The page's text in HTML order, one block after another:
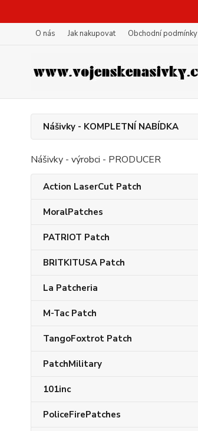
O nás Jak nakupovat Obchodní podmínky
Nášivky - KOMPLETNÍ NABÍDKA
Nášivky - výrobci - PRODUCER
Action LaserCut Patch
MoralPatches
PATRIOT Patch
BRITKITUSA Patch
La Patcheria
M-Tac Patch
TangoFoxtrot Patch
PatchMilitary
101inc
PoliceFirePatches